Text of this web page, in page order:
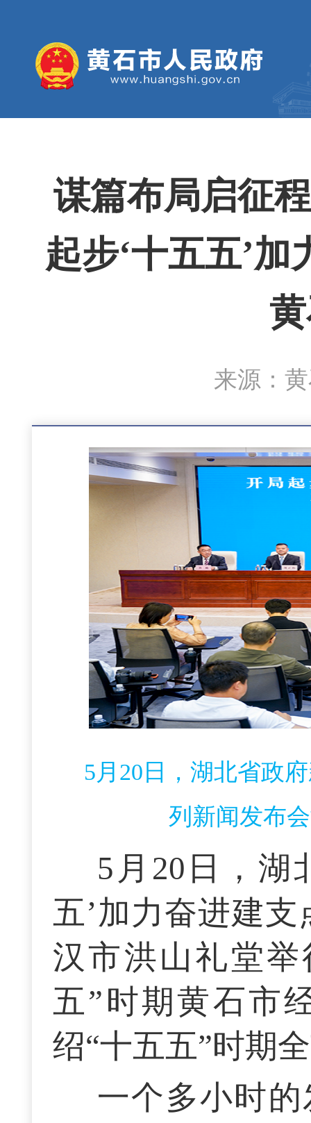
谋篇布局启征
起步‘十五五’
来源：
5月20日，湖北省政
列新闻发布
5月20日，湖
五’加力奋进建
汉市洪山礼堂
五”时期黄石市
绍“十五五”时期
一个多小时